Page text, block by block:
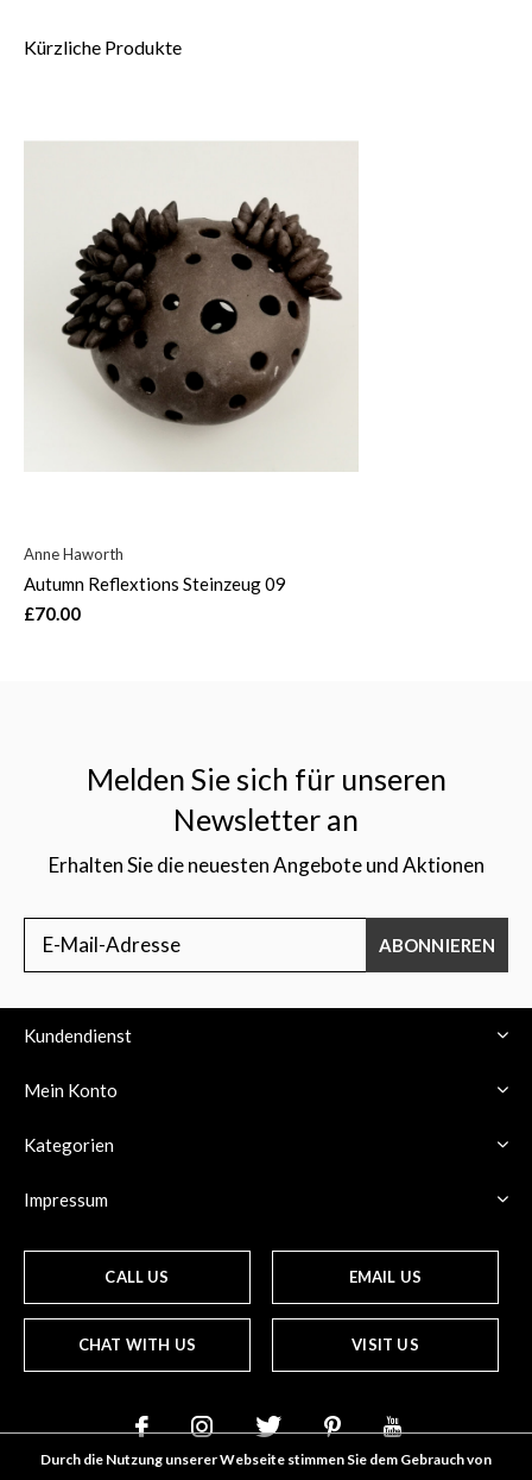
Kürzliche Produkte
Anne Haworth
Autumn Reflextions Steinzeug 09
£70.00
Melden Sie sich für unseren
Newsletter an
Erhalten Sie die neuesten Angebote und Aktionen
ABONNIEREN
Kundendienst
Mein Konto
Kategorien
Impressum
CALL US EMAIL US
CHAT WITH US VISIT US
Durch die Nutzung unserer Webseite stimmen Sie dem Gebrauch von